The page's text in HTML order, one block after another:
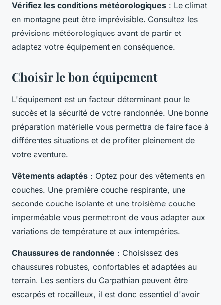
Vérifiez les conditions météorologiques : Le climat
en montagne peut être imprévisible. Consultez les
prévisions météorologiques avant de partir et
adaptez votre équipement en conséquence.
Choisir le bon équipement
L'équipement est un facteur déterminant pour le
succès et la sécurité de votre randonnée. Une bonne
préparation matérielle vous permettra de faire face à
différentes situations et de profiter pleinement de
votre aventure.
Vêtements adaptés : Optez pour des vêtements en
couches. Une première couche respirante, une
seconde couche isolante et une troisième couche
imperméable vous permettront de vous adapter aux
variations de température et aux intempéries.
Chaussures de randonnée : Choisissez des
chaussures robustes, confortables et adaptées au
terrain. Les sentiers du Carpathian peuvent être
escarpés et rocailleux, il est donc essentiel d'avoir